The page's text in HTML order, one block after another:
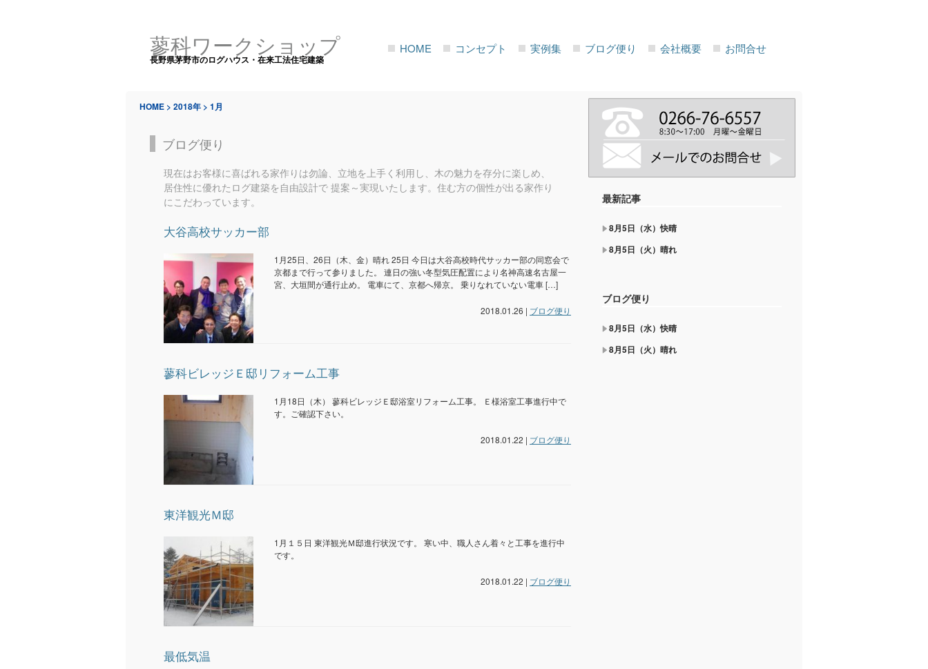
蓼科ワークショップ
長野県茅野市のログハウス・在来工法住宅建築
HOME コンセプト 実例集 ブログ便り 会社概要 お問合せ
HOME > 2018年 > 1月
ブログ便り
現在はお客様に喜ばれる家作りは勿論、立地を上手く利用し、木の魅力を存分に楽しめ、
居住性に優れたログ建築を自由設計で 提案～実現いたします。住む方の個性が出る家作り
にこだわっています。
大谷高校サッカー部
1月25日、26日（木、金）晴れ 25日 今日は大谷高校時代サッカー部の同窓会で
京都まで行って参りました。 連日の強い冬型気圧配置により名神高速名古屋一
宮、大垣間が通行止め。 電車にて、京都へ帰京。 乗りなれていない電車 […]
2018.01.26 | ブログ便り
蓼科ビレッジＥ邸リフォーム工事
1月18日（木） 蓼科ビレッジＥ邸浴室リフォーム工事。 Ｅ様浴室工事進行中で
す。ご確認下さい。
2018.01.22 | ブログ便り
東洋観光Ｍ邸
1月１５日 東洋観光Ｍ邸進行状況です。 寒い中、職人さん着々と工事を進行中
です。
2018.01.22 | ブログ便り
最低気温
最新記事
8月5日（水）快晴
8月5日（火）晴れ
ブログ便り
8月5日（水）快晴
8月5日（火）晴れ